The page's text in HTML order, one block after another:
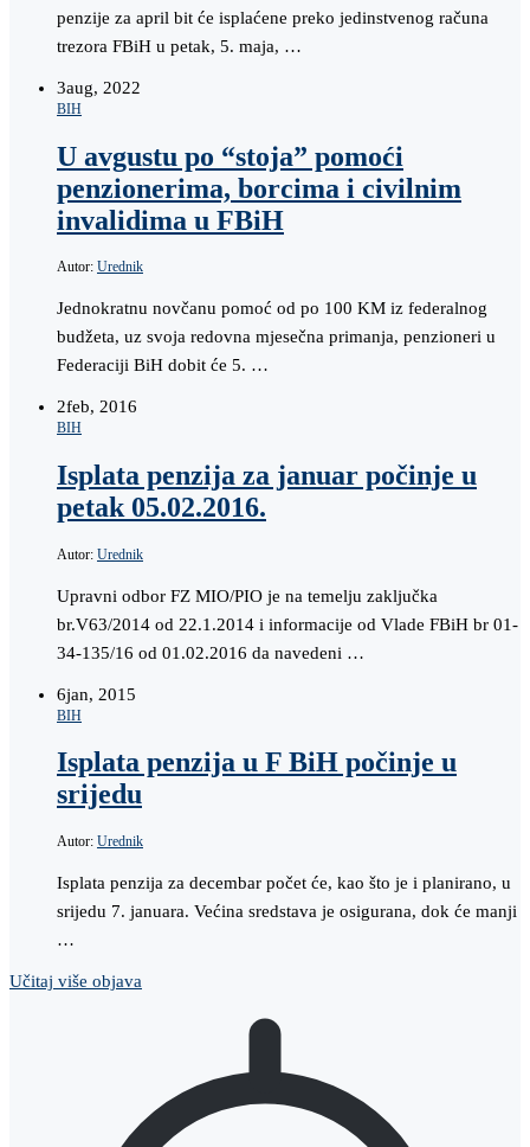
penzije za april bit će isplaćene preko jedinstvenog računa
trezora FBiH u petak, 5. maja, …
3aug, 2022
BIH
U avgustu po “stoja” pomoći
penzionerima, borcima i civilnim
invalidima u FBiH
Autor: Urednik
Jednokratnu novčanu pomoć od po 100 KM iz federalnog
budžeta, uz svoja redovna mjesečna primanja, penzioneri u
Federaciji BiH dobit će 5. …
2feb, 2016
BIH
Isplata penzija za januar počinje u
petak 05.02.2016.
Autor: Urednik
Upravni odbor FZ MIO/PIO je na temelju zaključka
br.V63/2014 od 22.1.2014 i informacije od Vlade FBiH br 01-
34-135/16 od 01.02.2016 da navedeni …
6jan, 2015
BIH
Isplata penzija u F BiH počinje u
srijedu
Autor: Urednik
Isplata penzija za decembar počet će, kao što je i planirano, u
srijedu 7. januara. Većina sredstava je osigurana, dok će manji
…
Učitaj više objava